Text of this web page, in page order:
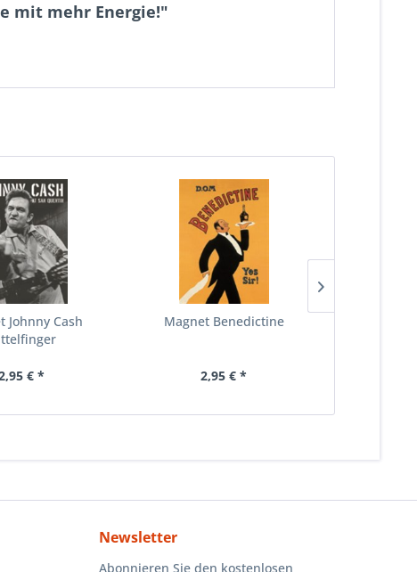
mit mehr Energie!"
Johnny Cash
€ *
Magnet Benedictine
2,95 € *
Newsletter
Abonnieren Sie den kostenlosen